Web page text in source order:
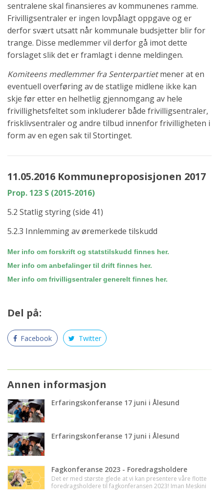
sentralene skal finansieres av kommunenes ramme.
Frivilligsentraler er ingen lovpålagt oppgave og er
derfor svært utsatt når kommunale budsjetter blir for
trange. Disse medlemmer vil derfor gå imot dette
forslaget slik det er framlagt i denne meldingen.
Komiteens medlemmer fra Senterpartietmener at en
eventuell overføring av de statlige midlene ikke kan
skje før etter en helhetlig gjennomgang av hele
frivillighetsfeltet som inkluderer både frivilligsentraler,
frisklivsentraler og andre tilbud innenfor frivilligheten i
form av en egen sak til Stortinget.
11.05.2016 Kommuneproposisjonen 2017
Prop. 123 S (2015-2016)
5.2 Statlig styring (side 41)
5.2.3 Innlemming av øremerkede tilskudd
Mer info om forskrift og statstilskudd finnes her.
Mer info om anbefalinger til drift finnes her.
Mer info om frivilligsentraler generelt finnes her.
Del på:
Facebook Twitter
Annen informasjon
Erfaringskonferanse 17 juni i Ålesund
Erfaringskonferanse 17 juni i Ålesund
Fagkonferanse 2023 - Foredragsholdere
Det er med største glede at vi kan presentere våre flotte
foredragsholdere til fagkonferansen 2023! Iman Meskini